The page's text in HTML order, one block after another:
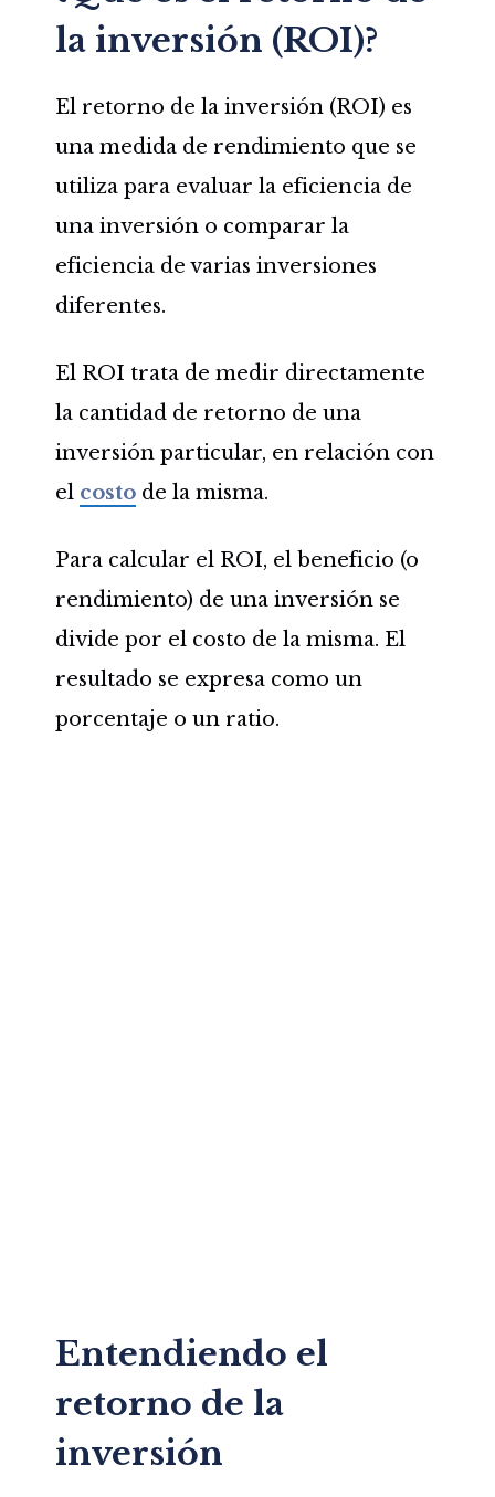
la inversión (ROI)?
El retorno de la inversión (ROI) es
una medida de rendimiento que se
utiliza para evaluar la eficiencia de
una inversión o comparar la
eficiencia de varias inversiones
diferentes.
El ROI trata de medir directamente
la cantidad de retorno de una
inversión particular, en relación con
el costode la misma.
Para calcular el ROI, el beneficio (o
rendimiento) de una inversión se
divide por el costo de la misma. El
resultado se expresa como un
porcentaje o un ratio.
Entendiendo el
retorno de la
inversión